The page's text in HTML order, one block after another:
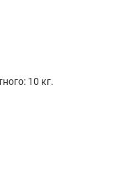
10 кг.